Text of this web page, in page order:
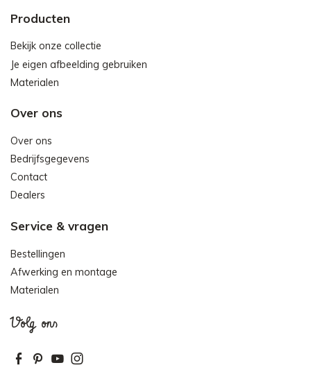
Producten
Bekijk onze collectie
Je eigen afbeelding gebruiken
Materialen
Over ons
Over ons
Bedrijfsgegevens
Contact
Dealers
Service & vragen
Bestellingen
Afwerking en montage
Materialen
Volg ons